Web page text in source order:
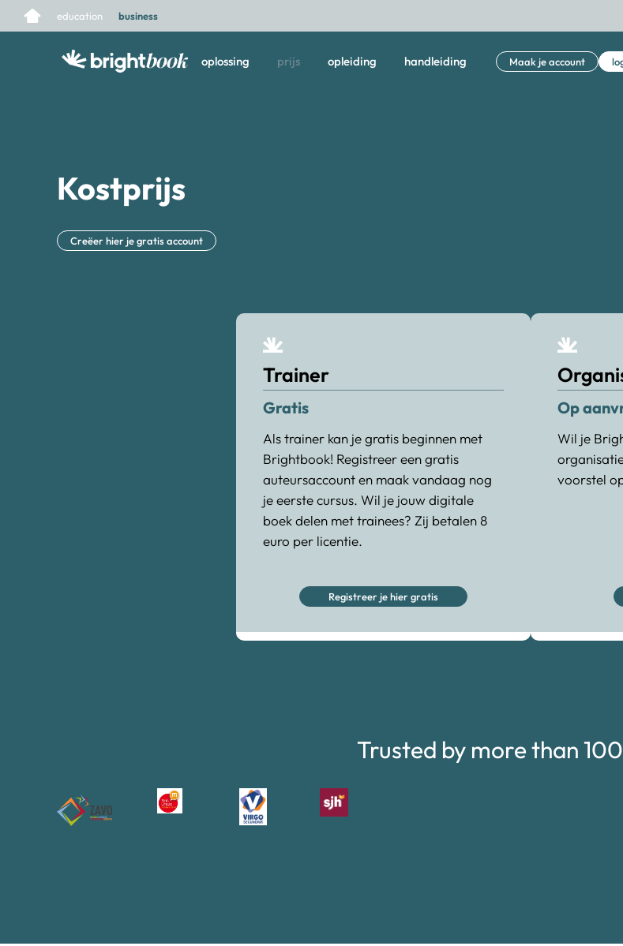
education business
oplossing prijs opleiding handleiding Maak je account
Kostprijs
Creëer hier je gratis account
Trainer
Gratis
Als trainer kan je gratis beginnen met
Brightbook! Registreer een gratis
auteursaccount en maak vandaag nog
je eerste cursus. Wil je jouw digitale
boek delen met trainees? Zij betalen 8
euro per licentie.
Registreer je hier gratis
Op
Wil je
voorstel
Trusted by more than